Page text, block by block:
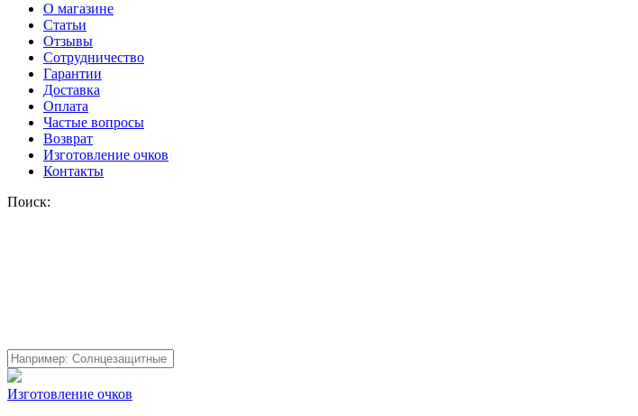
О магазине
Статьи
Отзывы
Сотрудничество
Гарантии
Доставка
Оплата
Частые вопросы
Возврат
Изготовление очков
Контакты
Поиск:
Изготовление очков